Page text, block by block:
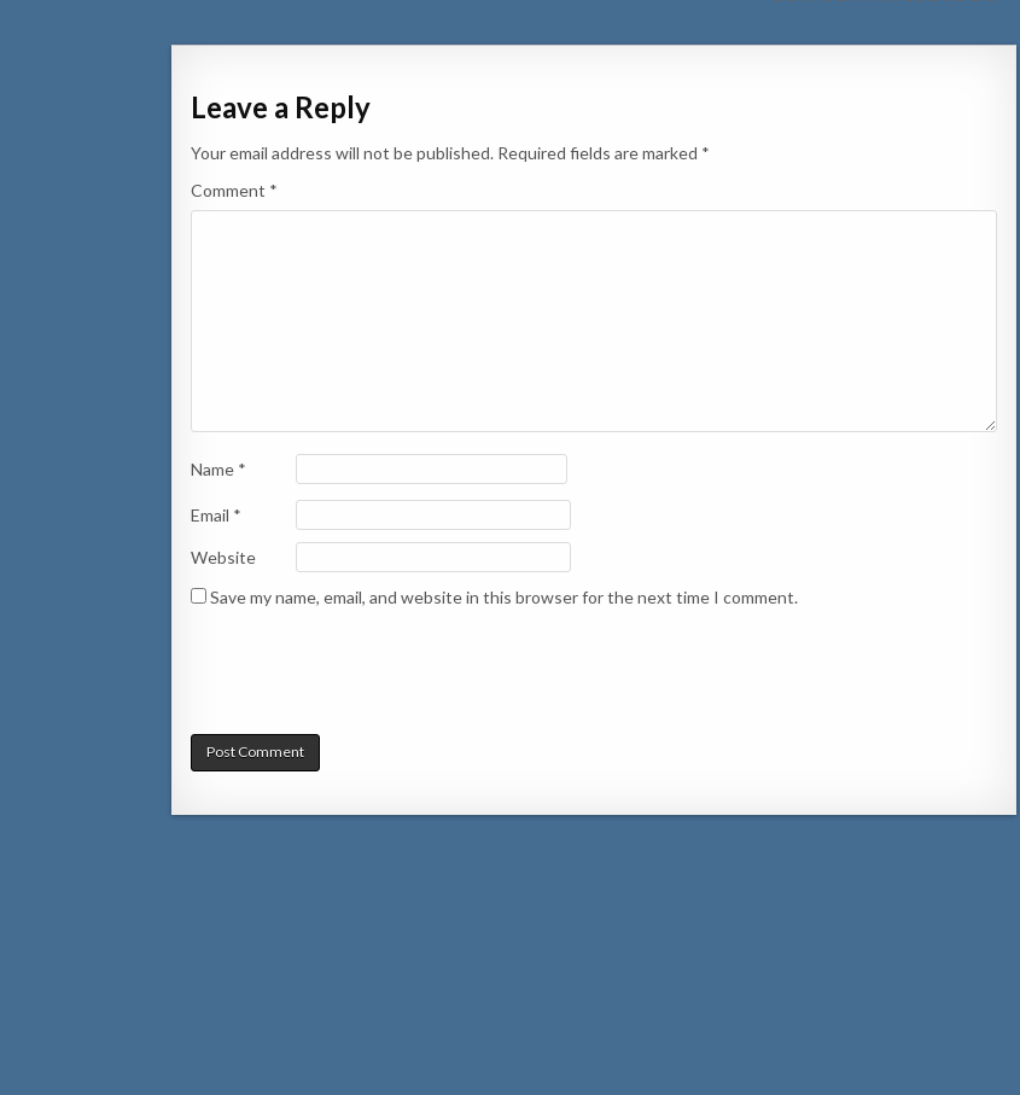
Leave a Reply
Your email address will not be published. Required fields are marked *
Comment *
Name *
Email *
Website
Save my name, email, and website in this browser for the next time I comment.